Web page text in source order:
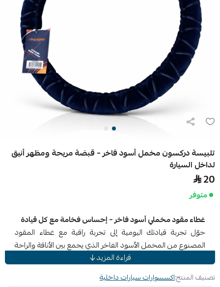
تلبيسة دركسون مخمل أسود فاخر – قبضة مريحة ومظهر أنيق
لداخل السيارة
20
متوفر
غطاء مقود مخملي أسود فاخر – إحساس فخامة مع كل قيادة
حوّل تجربة قيادتك اليومية إلى تجربة راقية مع غطاء المقود
المصنوع من المخمل الأسود الفاخر الذي يجمع بين الأناقة والراحة
والقبضة المثالية في كل رحلة.
الإمساك بالمقود، مع مظهر أنيق يرفع من فخامة داخلية سيارتك
قراءة المزيد
تصنيف المنتج:اكسسوارات سيارات داخلية